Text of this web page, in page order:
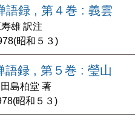
語録 , 第４巻 : 義雲
雄 訳注
昭和５３)
語録 , 第５巻 : 瑩山
島柏堂 著
昭和５３)